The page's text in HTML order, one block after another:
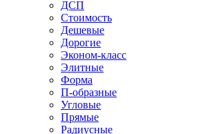
ДСП
Стоимость
Дешевые
Дорогие
Эконом-класс
Элитные
Форма
П-образные
Угловые
Прямые
Радиусные